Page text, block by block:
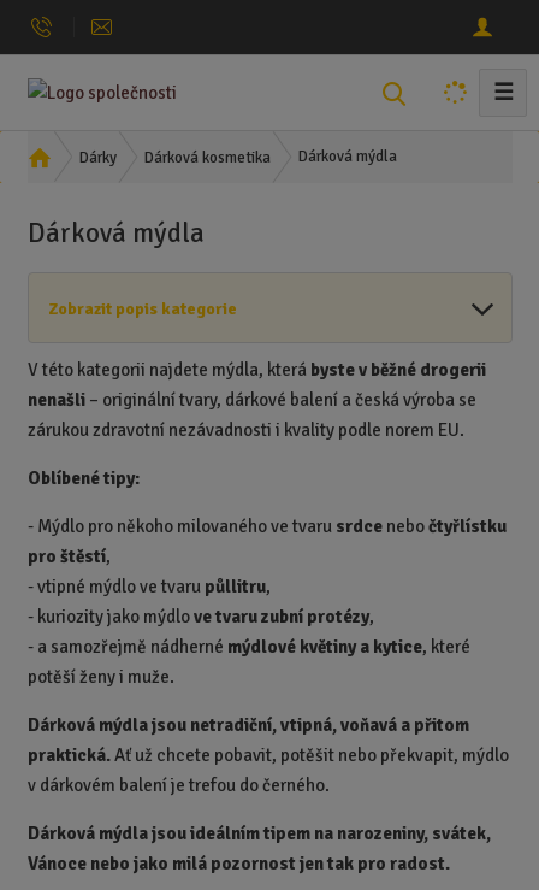
☰
Ú
d
s
r
a
Dárky Dárková kosmetika Dárková mýdla
Dárková mýdla
Zobrazit popis kategorie
V této kategorii najdete mýdla, která byste v běžné drogerii
nenašli– originální tvary, dárkové balení a česká výroba se
zárukou zdravotní nezávadnosti i kvality podle norem EU.
Oblíbené tipy:
- Mýdlo pro někoho milovaného ve tvaru srdcenebočtyřlístku
pro štěstí,
-vtipné mýdlo ve tvaru půllitru,
- kuriozity jako mýdlove tvaru zubní protézy,
- a samozřejmě nádherné mýdlové květiny a kytice, které
potěší ženy i muže.
Dárková mýdla jsou netradiční, vtipná, voňavá a přitom
praktická.Ať už chcete pobavit, potěšit nebo překvapit, mýdlo
v dárkovém balení je trefou do černého.
Dárková mýdla jsou ideálním tipem na narozeniny, svátek,
Vánoce nebo jako milá pozornost jen tak pro radost.